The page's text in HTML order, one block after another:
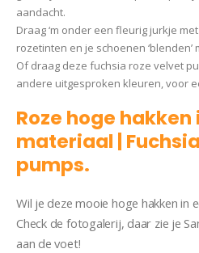
aandacht.
Draag ‘m onder een fleurig jurkje
rozetinten en je schoenen ‘blenden’
Of draag deze fuchsia roze velvet
andere uitgesproken kleuren, voor
Roze hoge
materiaal |
pumps.
Wil je deze mooie hoge hakken in
Check de fotogalerij, daar zie je
aan de voet!